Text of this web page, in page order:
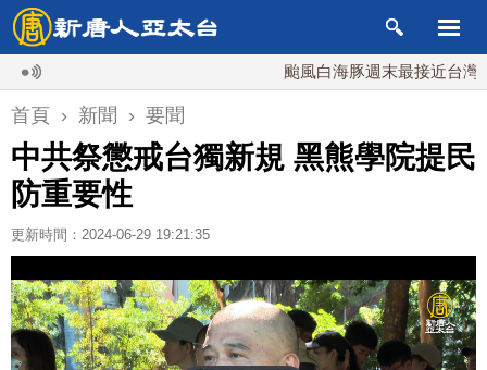
颱風白海豚週末最接近台灣 最快9
首頁 › 新聞 › 要聞
中共祭懲戒台獨新規 黑熊學院提民
防重要性
更新時間：2024-06-29 19:21:35